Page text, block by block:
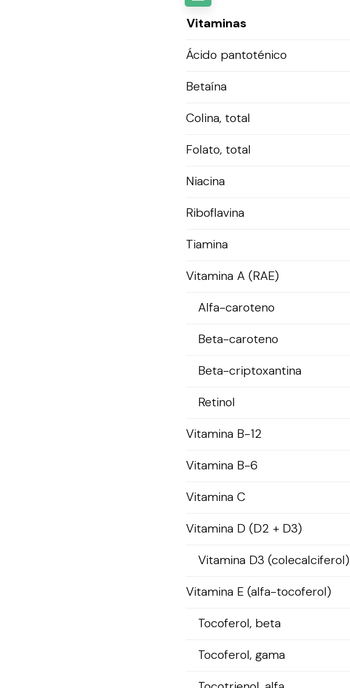
Vitaminas
Ácido pantoténico
Betaína
Colina, total
Folato, total
Niacina
Riboflavina
Tiamina
Vitamina A (RAE)
Alfa-caroteno
Beta-caroteno
Beta-criptoxantina
Retinol
Vitamina B-12
Vitamina B-6
Vitamina C
Vitamina D (D2 + D3)
Vitamina D3 (colecalciferol)
Vitamina E (alfa-tocoferol)
Tocoferol, beta
Tocoferol, gama